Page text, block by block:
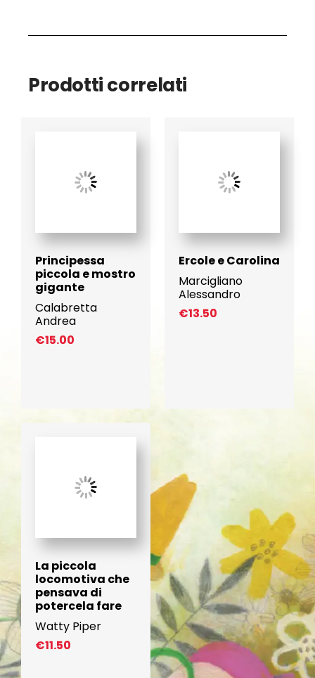
Prodotti correlati
Principessa
piccola e mostro
gigante
Calabretta
Andrea
€15.00
Ercole e Carolina
Marcigliano
Alessandro
€13.50
La piccola
locomotiva che
pensava di
potercela fare
Watty Piper
€11.50